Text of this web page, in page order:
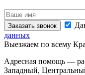
Заказать звонок
данных
Выезжаем по всему
Адресная помощь —
Западный,